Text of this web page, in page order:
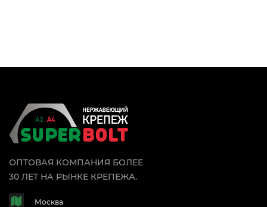
ОПТОВАЯ КОМПАНИЯ БОЛЕЕ
30 ЛЕТ НА РЫНКЕ КРЕПЕЖА.
Москва